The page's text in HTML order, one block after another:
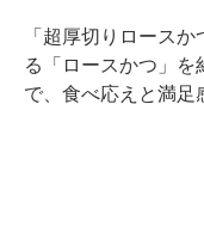
「超厚切りロース
る「ロースかつ」を
で、食べ応えと満足